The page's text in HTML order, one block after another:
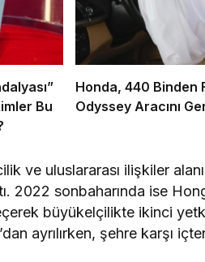
Bu
Honda, 440 Binden
Odyssey Aracını
ve uluslararası ilişkiler
2022 sonbaharında ise
büyükelçilikte ikinci
ayrılırken, şehre karşı